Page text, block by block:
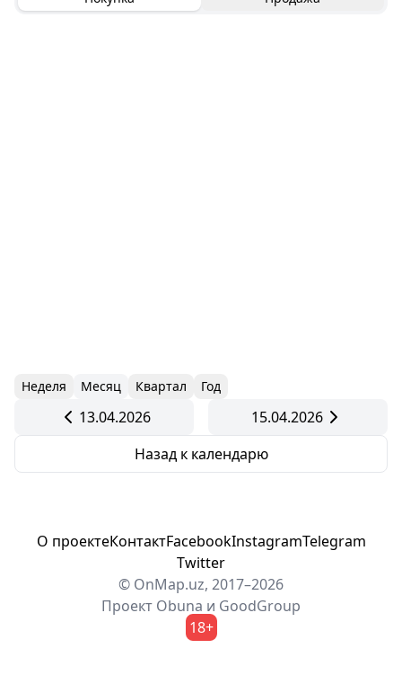
Неделя Месяц Квартал Год
13.04.2026
15.04.2026
Назад к календарю
О проектеКонтактFacebookInstagramTelegram
Twitter
© OnMap.uz, 2017–2026
Проект Obuna и GoodGroup
18+